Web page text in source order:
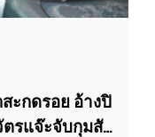
ะกดรอย อ้างปิ
รแจ๊ะจับกุมสัก